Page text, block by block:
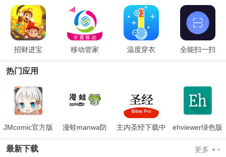
招财进宝 移动管家 温度穿衣 全能扫一扫
热门应用
JMcomic官方版
漫蛙manwa防
主内圣经下载中
ehviewer绿色版
最新下载 更多